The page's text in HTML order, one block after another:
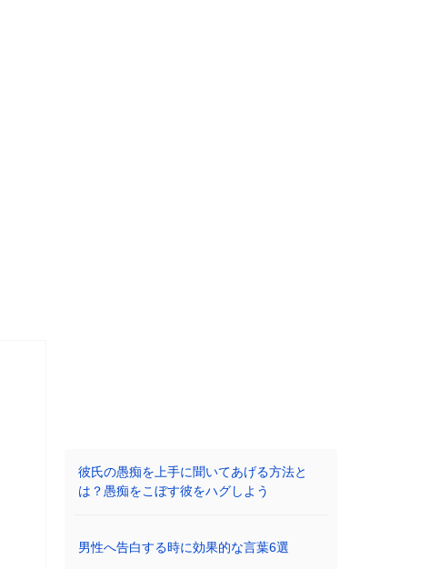
彼氏の愚痴を上手に聞いてあげる方法と
は？愚痴をこぼす彼をハグしよう
男性へ告白する時に効果的な言葉6選